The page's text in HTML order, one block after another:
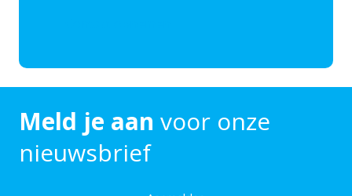
Meld je aan voor onze
nieuwsbrief